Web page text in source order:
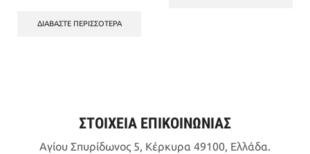
was: τιμή
ΔΙΑΒΆΣΤΕ ΠΕΡΙΣΣΌΤΕΡΑ
ΣΤΟΙΧΕΙΑ ΕΠΙΚΟΙΝΩΝΙΑΣ
Αγίου Σπυρίδωνος 5, Κέρκυρα 49100, Ελλάδα.